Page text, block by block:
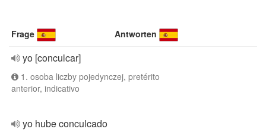
Frage Antworten
yo [conculcar]
1. osoba liczby pojedynczej, pretérito
anterior, indicativo
yo hube conculcado